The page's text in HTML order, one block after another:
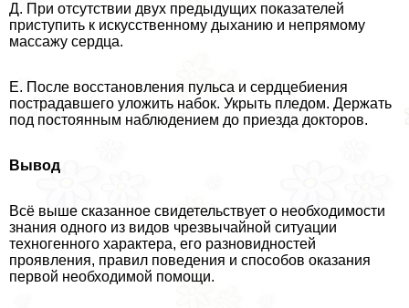
Д. При отсутствии двух предыдущих показателей
приступить к искусственному дыханию и непрямому
массажу сердца.
Е. После восстановления пульса и сердцебиения
пострадавшего уложить набок. Укрыть пледом. Держать
под постоянным наблюдением до приезда докторов.
Вывод
Всё выше сказанное свидетельствует о необходимости
знания одного из видов чрезвычайной ситуации
техногенного хаpaктера, его разновидностей
проявления, правил поведения и способов оказания
первой необходимой помощи.